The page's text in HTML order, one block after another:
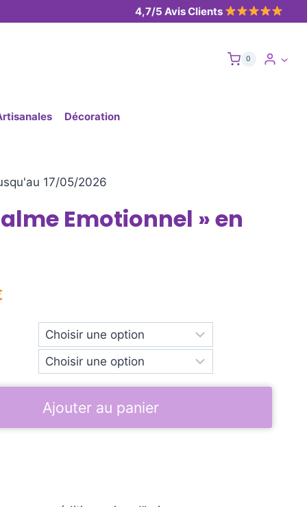
4,7/5 Avis Clients
0
Décoration
17/05/2026
Emotionnel » en
Ajouter au panier